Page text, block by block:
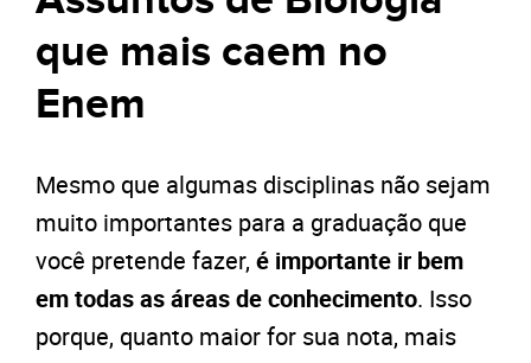
que mais caem no
Enem
Mesmo que algumas disciplinas não sejam
muito importantes para a graduação que
você pretende fazer, é importante ir bem
em todas as áreas de conhecimento. Isso
porque, quanto maior for sua nota, mais